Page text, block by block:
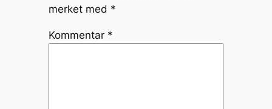
merket med *
Kommentar *